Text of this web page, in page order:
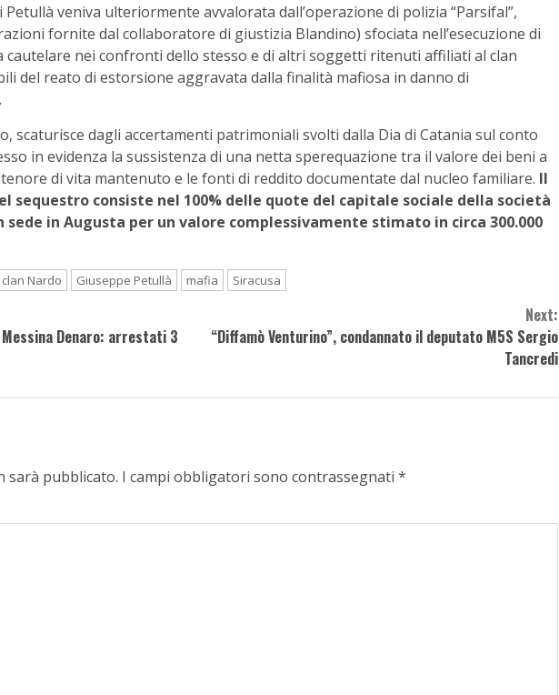
veniva ulteriormente avvalorata dall’operazione di polizia “Parsifal”,
fornite dal collaboratore di giustizia Blandino) sfociata nell’esecuzione di
cautelare nei confronti dello stesso e di altri soggetti ritenuti affiliati al clan
del reato di estorsione aggravata dalla finalità mafiosa in danno di
scaturisce dagli accertamenti patrimoniali svolti dalla Dia di Catania sul conto
in evidenza la sussistenza di una netta sperequazione tra il valore dei beni a
di vita mantenuto e le fonti di reddito documentate dal nucleo familiare. Il
sequestro consiste nel 100% delle quote del capitale sociale della società
sede in Augusta per un valore complessivamente stimato in circa 300.000
clan Nardo Giuseppe Petullà mafia Siracusa
Denaro: arrestati 3
Next:
“Diffamò Venturino”, condannato il deputato M5S Sergio
Tancredi
sarà pubblicato. I campi obbligatori sono contrassegnati *